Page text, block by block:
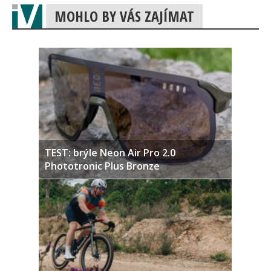
MOHLO BY VÁS ZAJÍMAT
TEST: brýle Neon Air Pro 2.0
Phototronic Plus Bronze